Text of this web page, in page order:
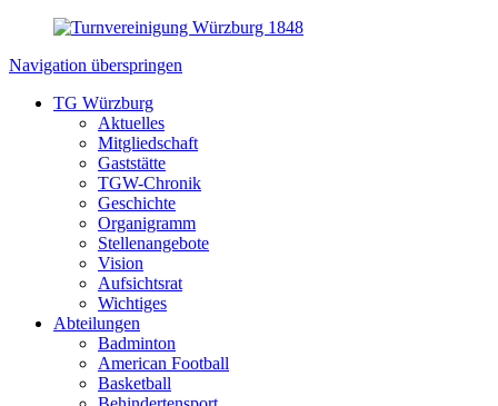
Navigation überspringen
TG Würzburg
Aktuelles
Mitgliedschaft
Gaststätte
TGW-Chronik
Geschichte
Organigramm
Stellenangebote
Vision
Aufsichtsrat
Wichtiges
Abteilungen
Badminton
American Football
Basketball